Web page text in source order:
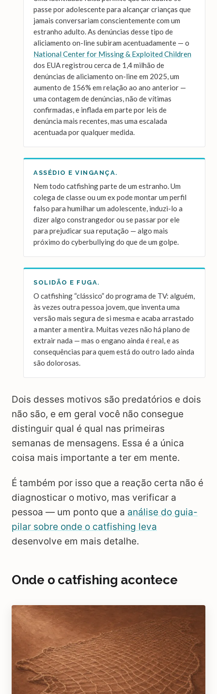
passe por adolescente para alcançar crianças que
jamais conversariam conscientemente com um
estranho adulto. As denúncias desse tipo de
aliciamento on-line subiram acentuadamente — o
National Center for Missing & Exploited Children
dos EUA registrou cerca de 1,4 milhão de
denúncias de aliciamento on-line em 2025, um
aumento de 156% em relação ao ano anterior —
uma contagem de denúncias, não de vítimas
confirmadas, e inflada em parte por leis de
denúncia mais recentes, mas uma escalada
acentuada por qualquer medida.
ASSÉDIO E VINGANÇA.
Nem todo catfishing parte de um estranho. Um
colega de classe ou um ex pode montar um perfil
falso para humilhar um adolescente, induzi-lo a
dizer algo constrangedor ou se passar por ele
para prejudicar sua reputação — algo mais
próximo do cyberbullying do que de um golpe.
SOLIDÃO E FUGA.
O catfishing “clássico” do programa de TV: alguém,
às vezes outra pessoa jovem, que inventa uma
versão mais segura de si mesma e acaba arrastado
a manter a mentira. Muitas vezes não há plano de
extrair nada — mas o engano ainda é real, e as
consequências para quem está do outro lado ainda
são dolorosas.
Dois desses motivos são predatórios e dois
não são, e em geral você não consegue
distinguir qual é qual nas primeiras
semanas de mensagens. Essa é a única
coisa mais importante a ter em mente.
É também por isso que a reação certa não é
diagnosticar o motivo, mas verificar a
pessoa — um ponto que a análise do guia-
pilar sobre onde o catfishing leva
desenvolve em mais detalhe.
Onde o catfishing acontece